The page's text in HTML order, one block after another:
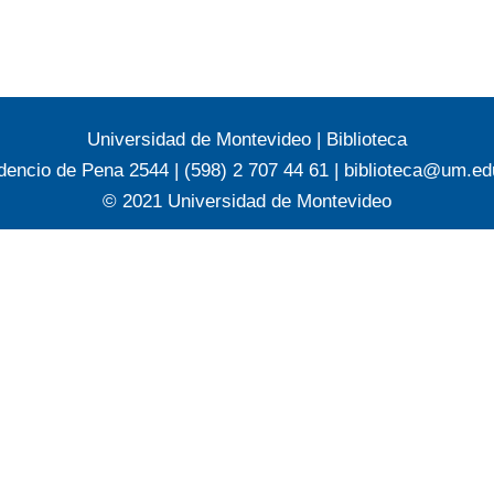
Universidad de Montevideo | Biblioteca
de Pena 2544 | (598) 2 707 44 61 |
© 2021 Universidad de Montevideo